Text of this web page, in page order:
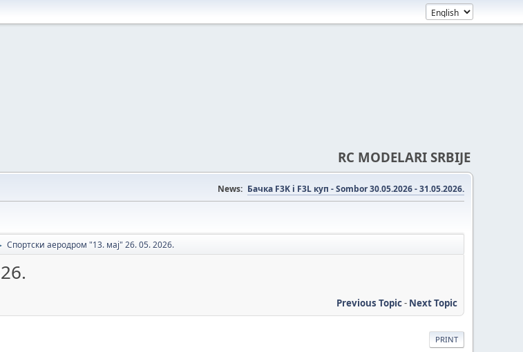
RC MODELARI SRBIJE
News: Бачка F3K i F3L куп - Sombor 30.05.2026 - 31.05.2026.
Спортски аеродром "13. мај" 26. 05. 2026.
Previous Topic- Next Topic
PRINT